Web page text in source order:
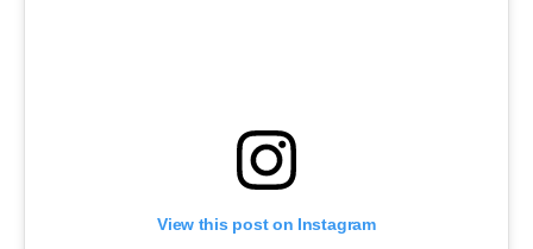
View this post on Instagram